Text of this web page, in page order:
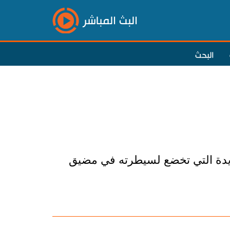
البث المباشر
البحث
التي تخضع لسيطرته في مضيق